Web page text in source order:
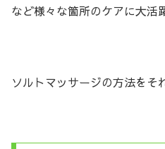
など様々な箇所のケアに大活
ソルトマッサージの方法をそ